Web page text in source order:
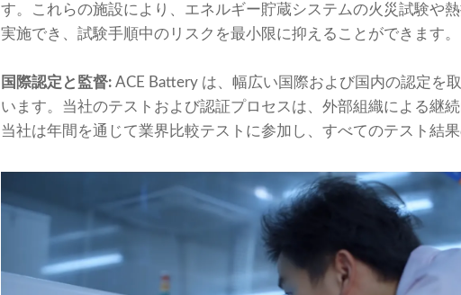
す。これらの施設により、エネルギー貯蔵システムの火災試験や
実施でき、試験手順中のリスクを最小限に抑えることができます。
国際認定と監督: ACE Battery は、幅広い国際および国内の認定を
います。当社のテストおよび認証プロセスは、外部組織による継
当社は年間を通じて業界比較テストに参加し、すべてのテスト結